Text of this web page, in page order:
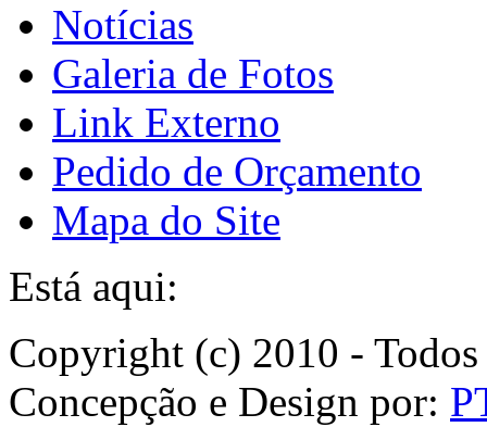
Notícias
Galeria de Fotos
Link Externo
Pedido de Orçamento
Mapa do Site
Está aqui:
Copyright (c) 2010 -
Concepção e Design por: